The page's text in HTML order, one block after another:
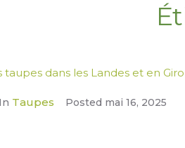
dans les Landes et en
In Taupes Posted mai 16, 2025